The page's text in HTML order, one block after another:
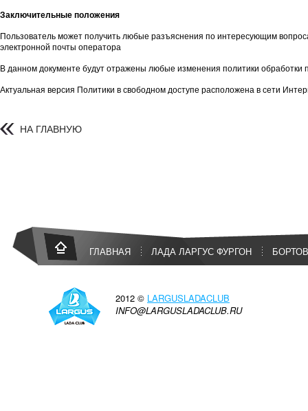
Заключительные положения
Пользователь может получить любые разъяснения по интересующим
электронной почты оператора
В данном документе будут отражены любые изменения политики
Актуальная версия Политики в свободном доступе расположена в сети
НА ГЛАВНУЮ
ГЛАВНАЯ ЛАДА ЛАРГУС ФУРГОН
2012 © LARGUSLADACLUB
INFO@LARGUSLADACLUB.RU